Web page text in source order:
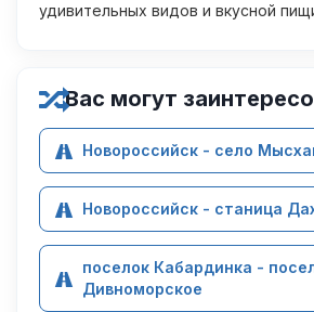
удивительных видов и вкусной
Вас могут
Новороссийск - село
Новороссийск - станица
поселок Кабардинка -
Дивноморское